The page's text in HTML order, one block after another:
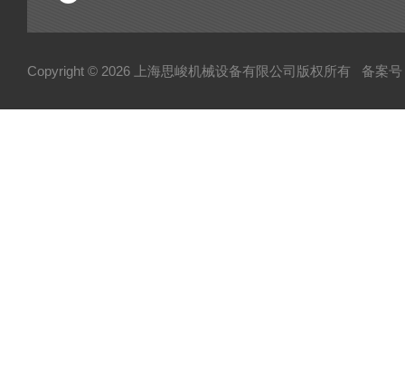
Copyright © 2026 上海思峻机械设备有限公司版权所有 备案号